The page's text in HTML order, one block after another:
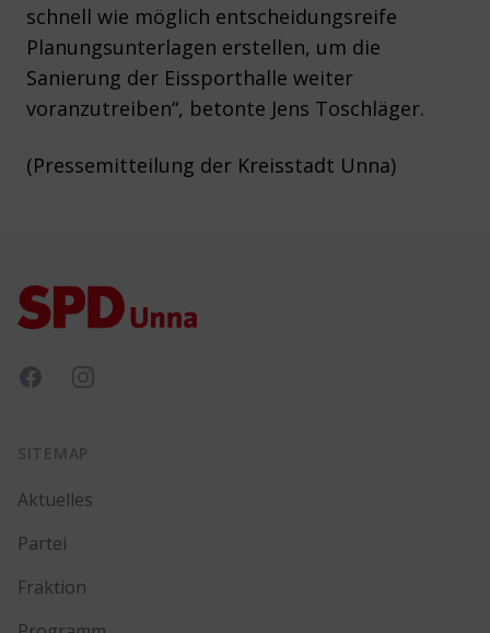
schnell wie möglich entscheidungsreife
Planungsunterlagen erstellen, um die
Sanierung der Eissporthalle weiter
voranzutreiben“, betonte Jens Toschläger.
(Pressemitteilung der Kreisstadt Unna)
FacebookInstagram
SITEMAP
Aktuelles
Partei
Fraktion